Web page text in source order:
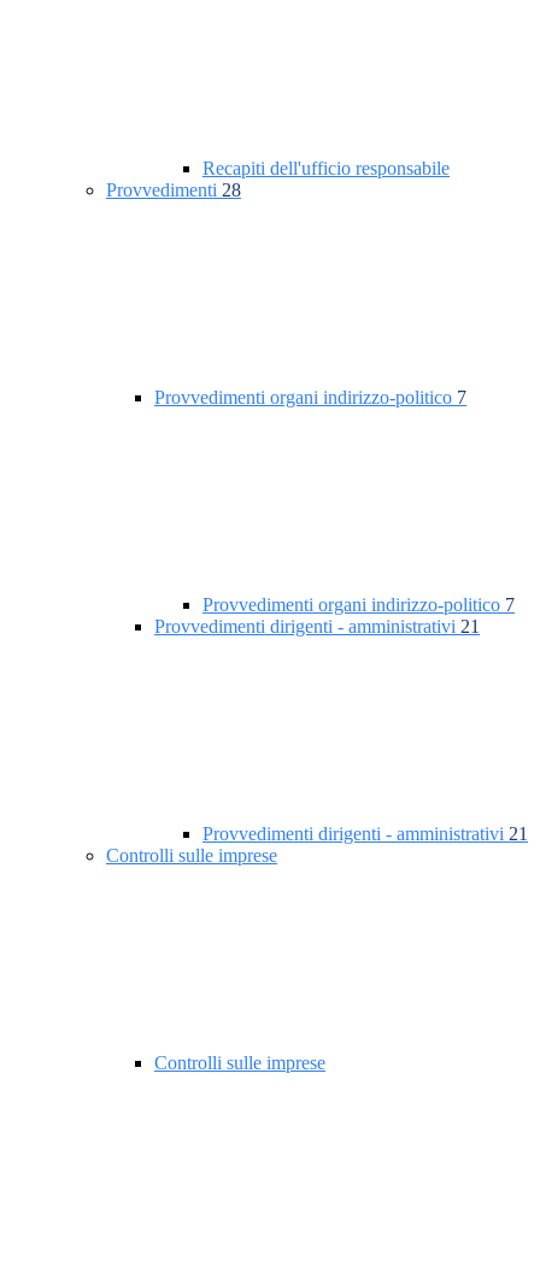
Recapiti dell'ufficio responsabile
Provvedimenti 28
Provvedimenti organi indirizzo-politico 7
Provvedimenti organi indirizzo-politico 7
Provvedimenti dirigenti - amministrativi 21
Provvedimenti dirigenti - amministrativi 21
Controlli sulle imprese
Controlli sulle imprese